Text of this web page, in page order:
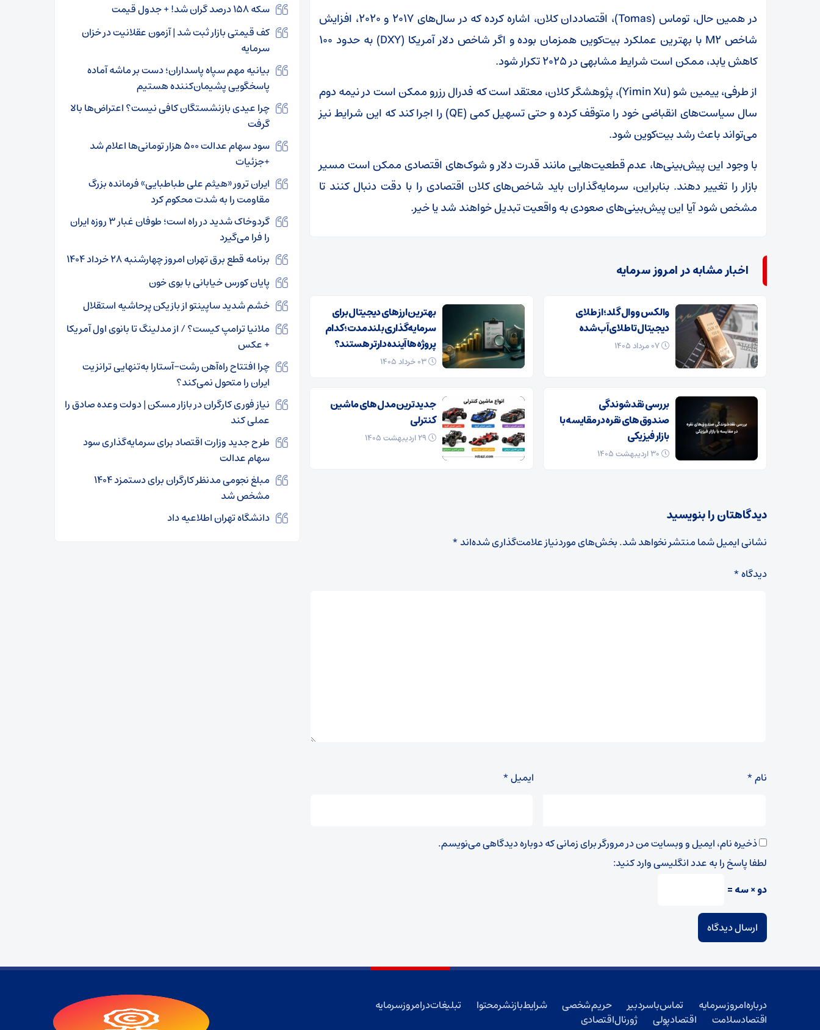
در همین حال، توماس (Tomas)، اقتصاددان کلان، اشاره کرده که در سال‌های ۲۰۱۷ و ۲۰۲۰، افزایش
شاخص M2 با بهترین عملکرد بیت‌کوین همزمان بوده و اگر شاخص دلار آمریکا (DXY) به حدود ۱۰۰
کاهش یابد، ممکن است شرایط مشابهی در ۲۰۲۵ تکرار شود.
از طرفی، ییمین شو (Yimin Xu)، پژوهشگر کلان، معتقد است که فدرال رزرو ممکن است در نیمه دوم
سال سیاست‌های انقباضی خود را متوقف کرده و حتی تسهیل کمی (QE) را اجرا کند که این شرایط نیز
می‌تواند باعث رشد بیت‌کوین شود.
با وجود این پیش‌بینی‌ها، عدم قطعیت‌هایی مانند قدرت دلار و شوک‌های اقتصادی ممکن است مسیر
بازار را تغییر دهند. بنابراین، سرمایه‌گذاران باید شاخص‌های کلان اقتصادی را با دقت دنبال کنند تا
مشخص شود آیا این پیش‌بینی‌های صعودی به واقعیت تبدیل خواهند شد یا خیر.
اخبار مشابه در امروز سرمایه
والکس و وال گلد؛ از طلای
دیجیتال تا طلای آب شده
بهترین ارزهای دیجیتال برای
سرمایه‌گذاری بلندمدت؛ کدام
پروژه‌ها آینده‌دارتر هستند؟
۰۳ خرداد ۱۴۰۵
بررسی نقدشوندگی
صندوق‌های نقره در مقایسه با
بازار فیزیکی
جدیدترین مدل های ماشین
کنترلی
دیدگاهتان را بنویسید
نشانی ایمیل شما منتشر نخواهد شد.بخش‌های موردنیاز علامت‌گذاری شده‌اند*
دیدگاه*
نام* ایمیل*
ذخیره نام، ایمیل و وبسایت من در مرورگر برای زمانی که دوباره دیدگاهی می‌نویسم.
لطفا پاسخ را به عدد انگلیسی وارد کنید:
دو × سه =
سکه ۱۵۸ درصد گران شد! + جدول قیمت
کف قیمتی بازار ثبت شد | آزمون عقلانیت در خزان
سرمایه
بیانیه مهم سپاه پاسداران؛ دست بر ماشه آماده
پاسخگویی پشیمان‌کننده هستیم
چرا عیدی بازنشستگان کافی نیست؟ اعتراض‌ها بالا
گرفت
سود سهام عدالت ۵۰۰ هزار تومانی‌ها اعلام شد
+جزئیات
ایران ترور «هیثم علی طباطبایی» فرمانده بزرگ
مقاومت را به شدت محکوم کرد
گردوخاک شدید در راه است؛ طوفان غبار ۳ روزه ایران
را فرا می‌گیرد
برنامه قطع برق تهران امروز چهارشنبه ۲۸ خرداد ۱۴۰۴
پایان کورس خیابانی با بوی خون
خشم شدید ساپینتو از بازیکن پرحاشیه استقلال
ملانیا ترامپ کیست؟ / از مدلینگ تا بانوی اول آمریکا
+ عکس
چرا افتتاح راه‌آهن رشت–آستارا به‌تنهایی ترانزیت
ایران را متحول نمی‌کند؟
نیاز فوری کارگران در بازار مسکن | دولت وعده صادق را
عملی کند
طرح جدید وزارت اقتصاد برای سرمایه‌گذاری سود
سهام عدالت
مبلغ نجومی مدنظر کارگران برای دستمزد ۱۴۰۴
مشخص شد
دانشگاه تهران اطلاعیه داد
درباره امروز سرمایه تماس با سردبیر حریم شخصی شرایط بازنشر محتوا
تبلیغات در امروز سرمایه
اقتصاد سلامت
اقتصاد پولی ژورنال اقتصادی